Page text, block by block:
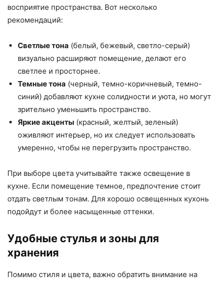
восприятие пространства. Вот несколько
рекомендаций:
Светлые тона (белый, бежевый, светло-серый)
визуально расширяют помещение, делают его
светлее и просторнее.
Темные тона (черный, темно-коричневый, темно-
синий) добавляют кухне солидности и уюта, но могут
зрительно уменьшить пространство.
Яркие акценты (красный, желтый, зеленый)
оживляют интерьер, но их следует использовать
умеренно, чтобы не перегрузить пространство.
При выборе цвета учитывайте также освещение в
кухне. Если помещение темное, предпочтение стоит
отдать светлым тонам. Для хорошо освещенных кухонь
подойдут и более насыщенные оттенки.
Удобные стулья и зоны для
хранения
Помимо стиля и цвета, важно обратить внимание на